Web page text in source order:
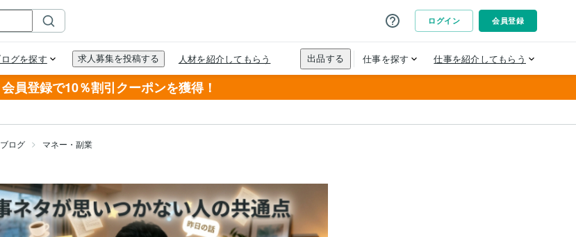
会員登録で10％割引クーポンを獲得！
ブログ マネー・副業